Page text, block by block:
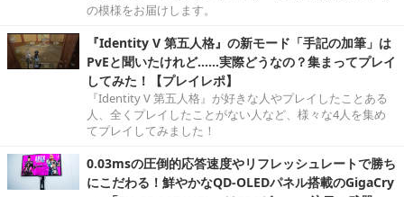
の模様をお届けします。
『Identity V 第五人格』の新モード「手記の加筆」は
PvEと聞いたけれど……実際どうなの？集まってプレイ
してみた！【プレイレポ】
『Identity V 第五人格』が好きな人やプレイしたことある
人、全くプレイしたことがない人など、様々な4人を集め
てプレイしてみました！
0.03msの圧倒的応答速度やリフレッシュレートで勝ち
にこだわる！鮮やかなQD-OLEDパネル搭載のGigaCry